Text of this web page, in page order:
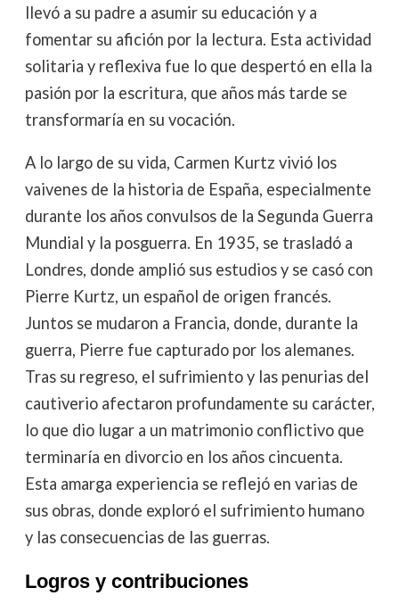
llevó a su padre a asumir su educación y a
fomentar su afición por la lectura. Esta actividad
solitaria y reflexiva fue lo que despertó en ella la
pasión por la escritura, que años más tarde se
transformaría en su vocación.
A lo largo de su vida, Carmen Kurtz vivió los
vaivenes de la historia de España, especialmente
durante los años convulsos de la Segunda Guerra
Mundial y la posguerra. En 1935, se trasladó a
Londres, donde amplió sus estudios y se casó con
Pierre Kurtz, un español de origen francés.
Juntos se mudaron a Francia, donde, durante la
guerra, Pierre fue capturado por los alemanes.
Tras su regreso, el sufrimiento y las penurias del
cautiverio afectaron profundamente su carácter,
lo que dio lugar a un matrimonio conflictivo que
terminaría en divorcio en los años cincuenta.
Esta amarga experiencia se reflejó en varias de
sus obras, donde exploró el sufrimiento humano
y las consecuencias de las guerras.
Logros y contribuciones